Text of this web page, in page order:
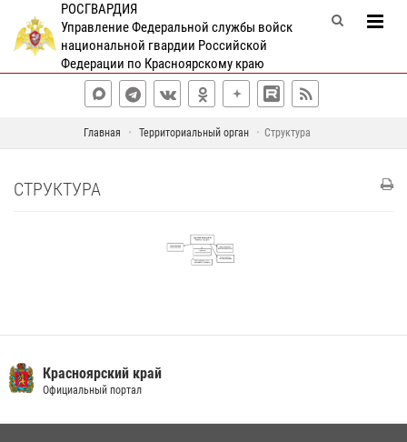
РОСГВАРДИЯ
Управление Федеральной службы войск
национальной гвардии Российской
Федерации по Красноярскому краю
Главная Территориальный орган Структура
СТРУКТУРА
Красноярский край
Официальный портал